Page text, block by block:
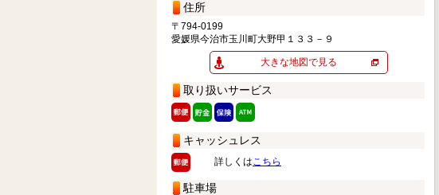
住所
〒794-0199
愛媛県今治市玉川町大野甲１３３－９
大きな地図で見る
取り扱いサービス
キャッシュレス
詳しくはこちら
駐車場